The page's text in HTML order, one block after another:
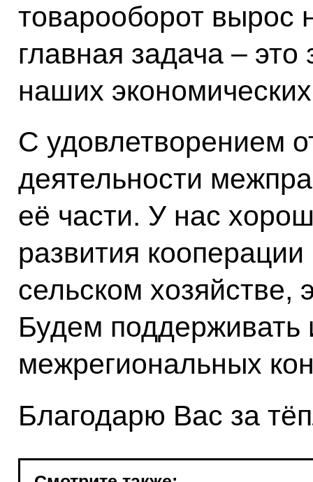
товарооборот вырос
главная задача –
наших
С удовлетворением
деятельности
её части. У нас
развития
сельском хозяйстве,
Будем
межрегиональных
Благодарю Вас за